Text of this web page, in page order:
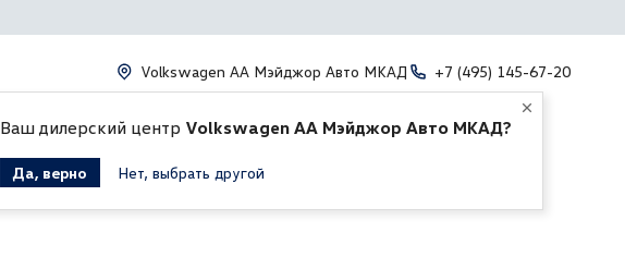
Volkswagen АА Мэйджор Авто МКАД +7 (495) 145-67-20
Ваш дилерский центр Volkswagen АА Мэйджор Авто МКАД?
Да, верно Нет, выбрать другой